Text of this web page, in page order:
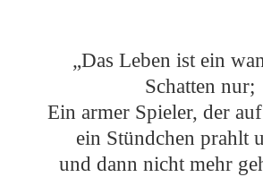
„Das Leben ist ein
Schatten nur;
Ein armer Spieler, der
ein Stündchen prahlt
und dann nicht mehr